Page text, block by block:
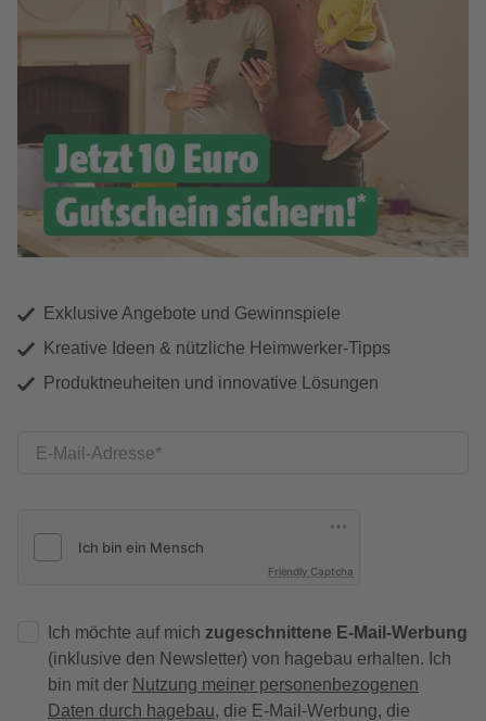
Exklusive Angebote und Gewinnspiele
Kreative Ideen & nützliche Heimwerker-Tipps
Produktneuheiten und innovative Lösungen
E-Mail-Adresse
Friendly Captcha
Ich möchte auf mich zugeschnittene E-Mail-Werbung
(inklusive den Newsletter) von hagebau erhalten. Ich
bin mit der Nutzung meiner personenbezogenen
Daten durch hagebau, die E-Mail-Werbung, die